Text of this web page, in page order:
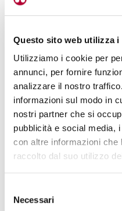
Questo sito web utilizza i
Utilizziamo i cookie per
annunci, per fornire
analizzare il nostro
informazioni sul modo in
nostri partner che si
pubblicità e social media,
con altre informazioni che
raccolto dal suo utilizzo
delNecessari
TUTTE LE CATEGORIE DEL